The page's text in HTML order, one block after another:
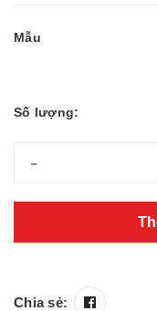
Mẫu
Số lượng:
-
Chia sẻ: